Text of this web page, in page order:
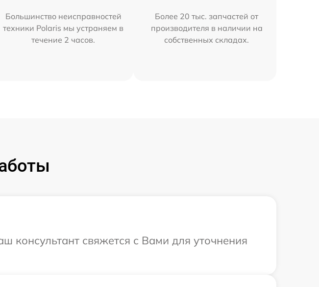
Большинство неисправностей
техники Polaris мы устраняем в
течение 2 часов.
Более 20 тыс. запчастей от
производителя в наличии на
собственных складах.
консультант свяжется с Вами для уточнения